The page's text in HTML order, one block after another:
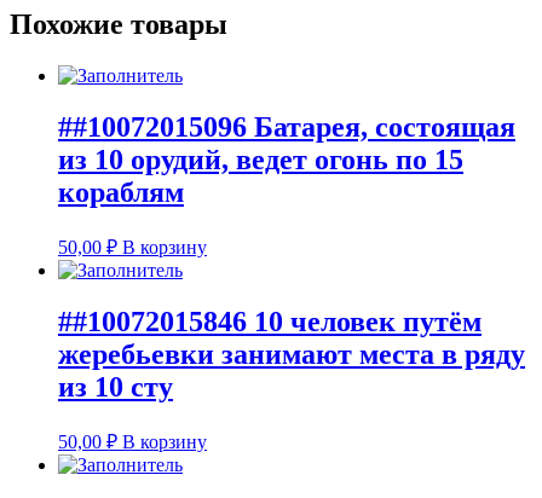
Похожие товары
##10072015096 Батарея, состоящая
из 10 орудий, ведет огонь по 15
кораблям
50,00 ₽ В корзину
##10072015846 10 человек путём
жеребьевки занимают места в ряду
из 10 сту
50,00 ₽ В корзину